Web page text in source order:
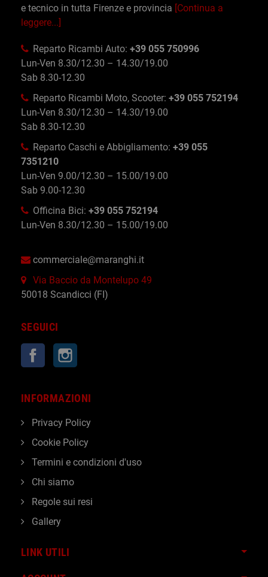
e tecnico in tutta Firenze e provincia [Continua a
leggere...]
Reparto Ricambi Auto: +39 055 750996
Lun-Ven 8.30/12.30 – 14.30/19.00
Sab 8.30-12.30
Reparto Ricambi Moto, Scooter: +39 055 752194
Lun-Ven 8.30/12.30 – 14.30/19.00
Sab 8.30-12.30
Reparto Caschi e Abbigliamento: +39 055
7351210
Lun-Ven 9.00/12.30 – 15.00/19.00
Sab 9.00-12.30
Officina Bici: +39 055 752194
Lun-Ven 8.30/12.30 – 15.00/19.00
commerciale@maranghi.it
Via Baccio da Montelupo 49
50018 Scandicci (FI)
SEGUICI
Facebook
LINK UTILI
INFORMAZIONI
Privacy Policy
Cookie Policy
Termini e condizioni d'uso
Chi siamo
Regole sui resi
Gallery